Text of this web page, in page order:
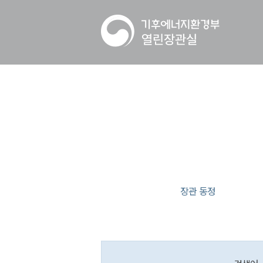
장관 동정